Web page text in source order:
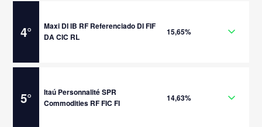
4°
Maxi DI IB RF Referenciado DI FIF
DA CIC RL
15,65%
5°
Itaú Personnalité SPR
Commodities RF FIC FI
14,63%